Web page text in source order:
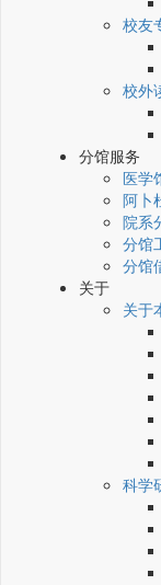
校友
校外
分馆服务
医学
阿卜
院系
分馆
分馆
关于
关于
科学